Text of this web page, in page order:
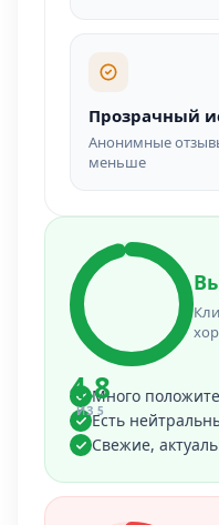
Прозрачный
Анонимные
меньше
4.8
ИЗ 5
Много
Есть
Свежие,